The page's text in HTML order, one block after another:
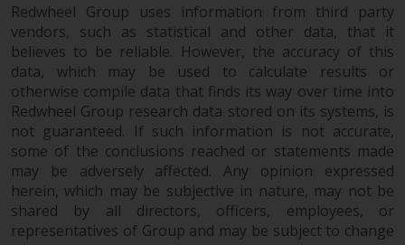
Redwheel Group uses information from third party
vendors, such as statistical and other data, that it
believes to be reliable. However, the accuracy of this
data, which may be used to calculate results or
otherwise compile data that finds its way over time into
Redwheel Group research data stored on its systems, is
not guaranteed. If such information is not accurate,
some of the conclusions reached or statements made
may be adversely affected. Any opinion expressed
herein, which may be subjective in nature, may not be
shared by all directors, officers, employees, or
representatives of Group and may be subject to change